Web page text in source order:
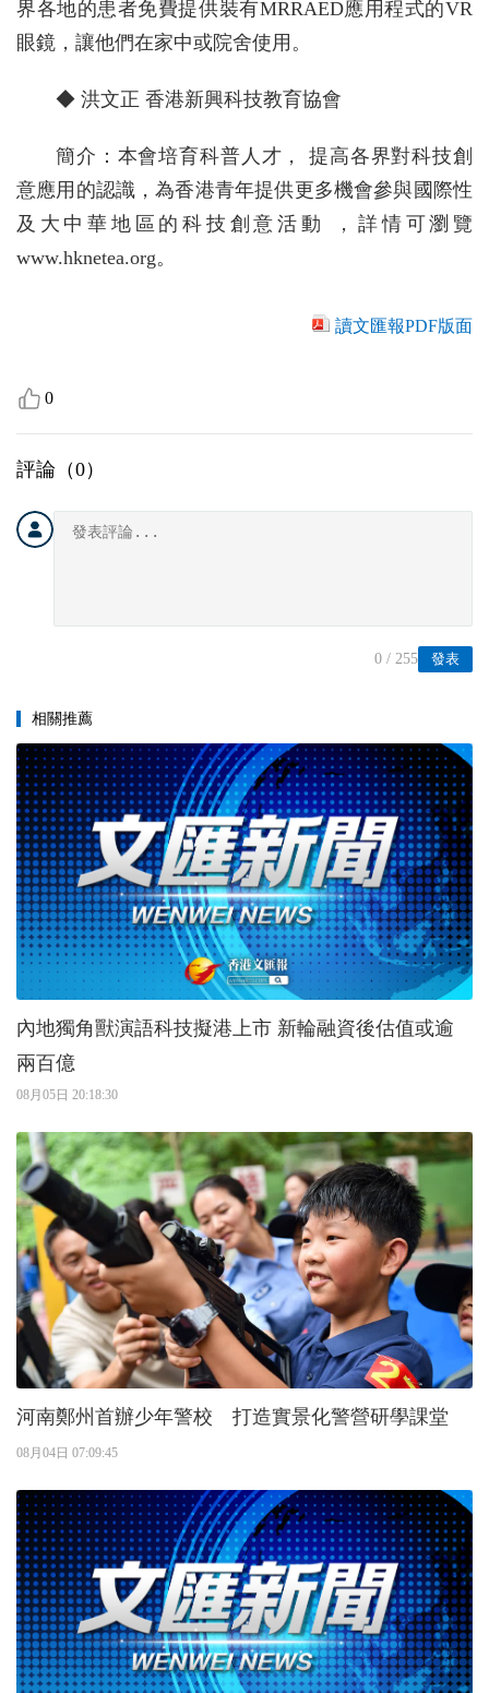
界各地的患者免費提供裝有MRRAED應用程式的VR
眼鏡，讓他們在家中或院舍使用。
◆ 洪文正 香港新興科技教育協會
簡介：本會培育科普人才， 提高各界對科技創
意應用的認識，為香港青年提供更多機會參與國際性
及大中華地區的科技創意活動 ，詳情可瀏覽
www.hknetea.org。
讀文匯報PDF版面
0
評論（0）
發表
0 / 255
相關推薦
內地獨角獸演語科技擬港上市 新輪融資後估值或逾
兩百億
08月05日 20:18:30
河南鄭州首辦少年警校 打造實景化警營研學課堂
08月04日 07:09:45